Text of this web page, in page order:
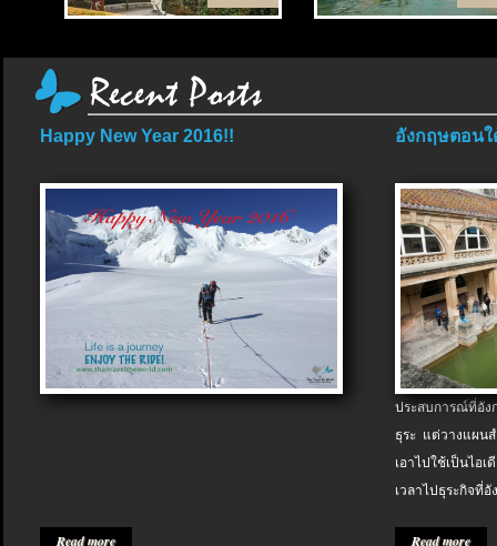
Happy New Year 2016!!
Read more
อังกฤษตอนใ
ประสบการณ์ที่อัง
ธุระ แต่วางแผน
เอาไปใช้เป็นไอ
เวลาไปธุระกิจที่อั
Read more